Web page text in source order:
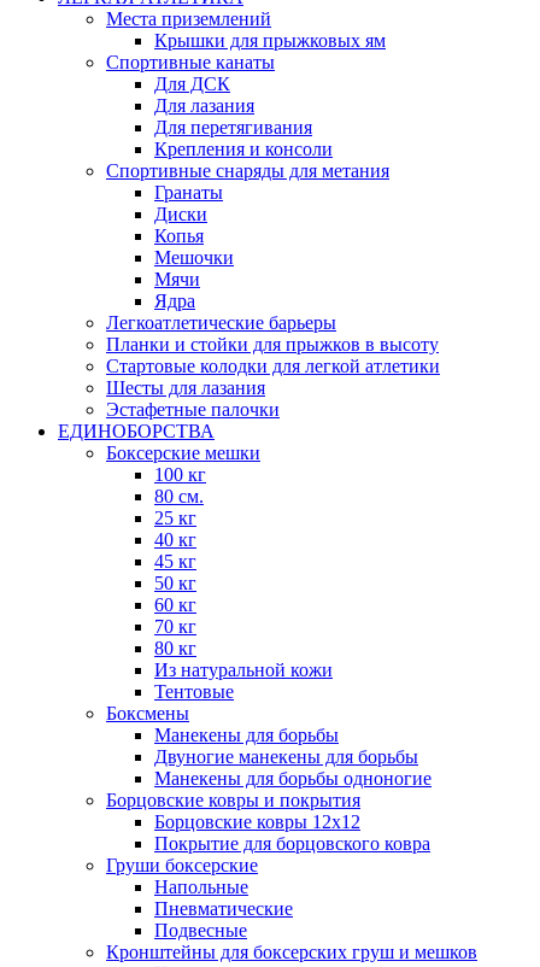
Места приземлений
Крышки для прыжковых ям
Спортивные канаты
Для ДСК
Для лазания
Для перетягивания
Крепления и консоли
Спортивные снаряды для метания
Гранаты
Диски
Копья
Мешочки
Мячи
Ядра
Легкоатлетические барьеры
Планки и стойки для прыжков в высоту
Стартовые колодки для легкой атлетики
Шесты для лазания
Эстафетные палочки
ЕДИНОБОРСТВА
Боксерские мешки
100 кг
80 см.
25 кг
40 кг
45 кг
50 кг
60 кг
70 кг
80 кг
Из натуральной кожи
Тентовые
Боксмены
Манекены для борьбы
Двуногие манекены для борьбы
Манекены для борьбы одноногие
Борцовские ковры и покрытия
Борцовские ковры 12х12
Покрытие для борцовского ковра
Груши боксерские
Напольные
Пневматические
Подвесные
Кронштейны для боксерских груш и мешков